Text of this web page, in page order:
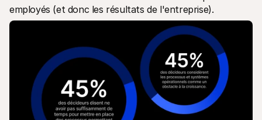
employés (et donc les résultats de l'entreprise).